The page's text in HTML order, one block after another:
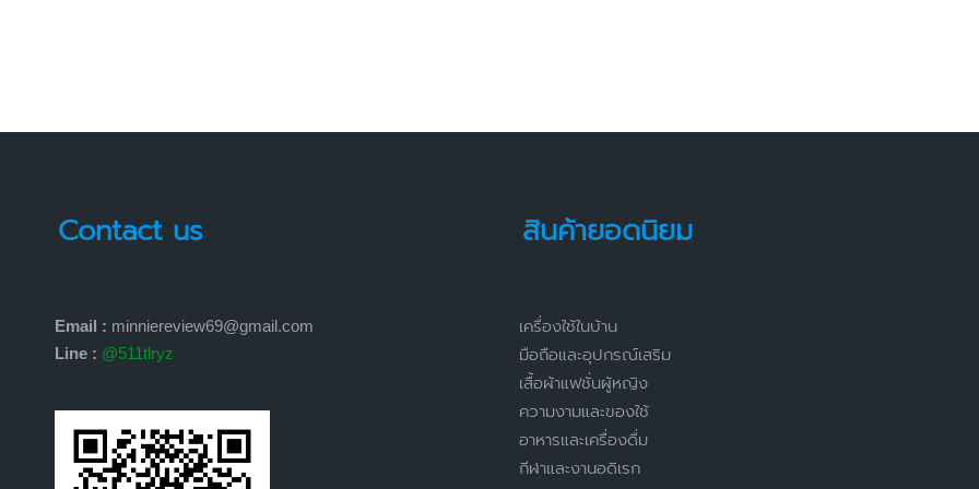
Contact us
Email : minniereview69@gmail.com
Line : @511tlryz
สินค้ายอดนิยม
เครื่องใช้ในบ้าน
มือถือและอุปกรณ์เสริม
เสื้อผ้าแฟชั่นผู้หญิง
ความงามและของใช้
อาหารและเครื่องดื่ม
กีฬาและงานอดิเรก